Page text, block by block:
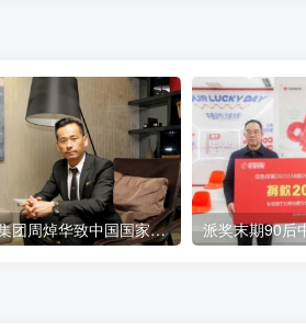
太阳城集团周焯华致中国国家主席习近平的公开信